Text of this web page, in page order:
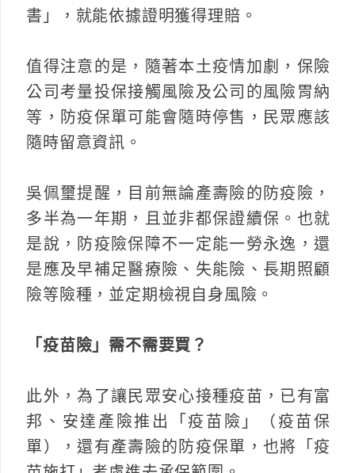
書」，就能依據證明獲得理賠。
值得注意的是，隨著本土疫情加劇，保險
公司考量投保接觸風險及公司的風險胃納
等，防疫保單可能會隨時停售，民眾應該
隨時留意資訊。
吳佩璽提醒，目前無論產壽險的防疫險，
多半為一年期，且並非都保證續保。也就
是說，防疫險保障不一定能一勞永逸，還
是應及早補足醫療險、失能險、長期照顧
險等險種，並定期檢視自身風險。
「疫苗險」需不需要買？
此外，為了讓民眾安心接種疫苗，已有富
邦、安達產險推出「疫苗險」（疫苗保
單），還有產壽險的防疫保單，也將「疫